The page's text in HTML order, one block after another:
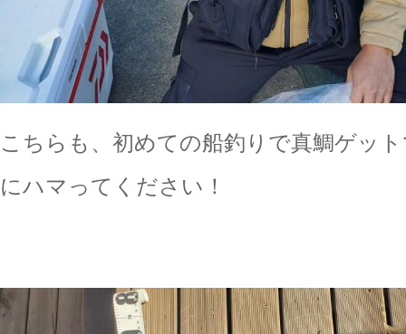
こちらも、初めての船釣りで真鯛ゲッ
にハマってください！